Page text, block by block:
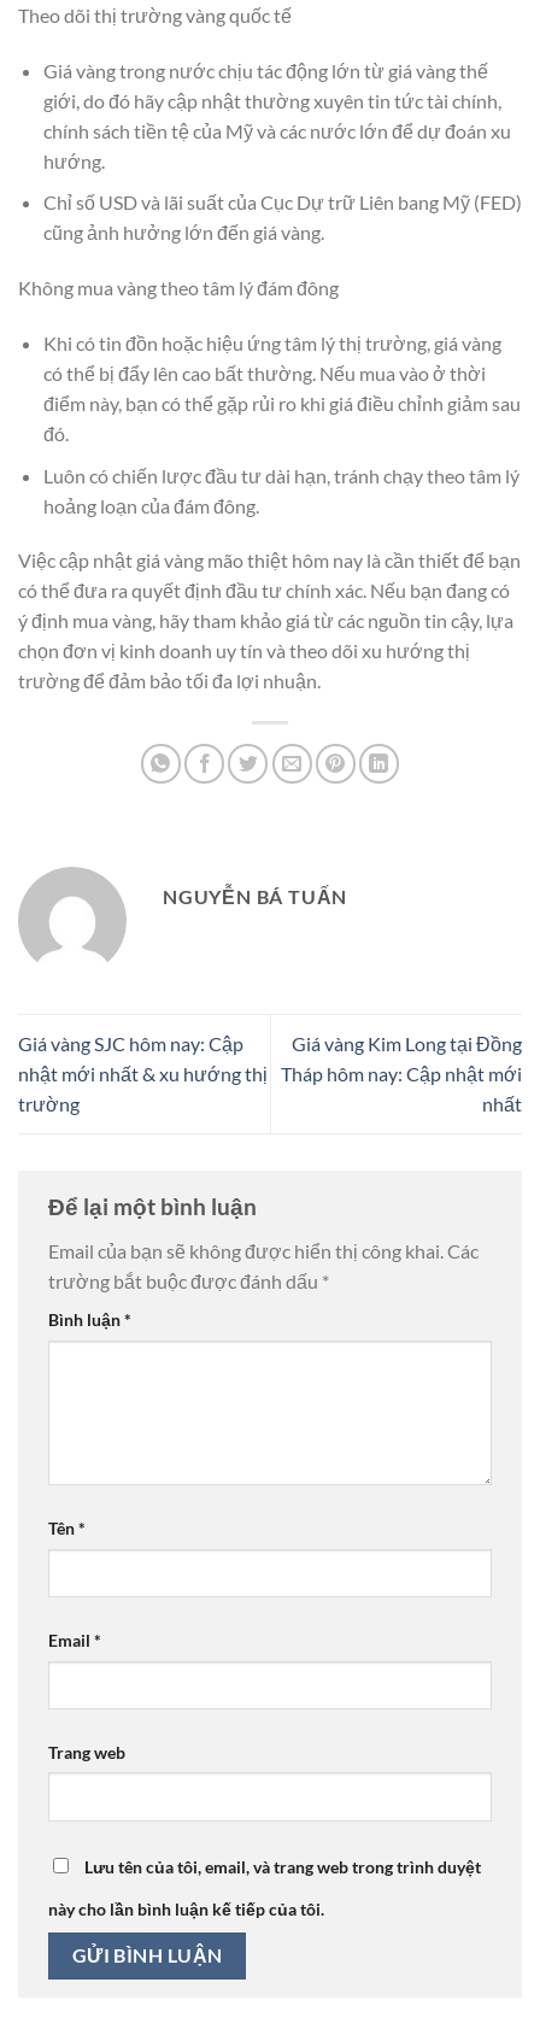
Theo dõi thị trường vàng quốc tế
Giá vàng trong nước chịu tác động lớn từ giá vàng thế
giới, do đó hãy cập nhật thường xuyên tin tức tài chính,
chính sách tiền tệ của Mỹ và các nước lớn để dự đoán xu
hướng.
Chỉ số USD và lãi suất của Cục Dự trữ Liên bang Mỹ (FED)
cũng ảnh hưởng lớn đến giá vàng.
Không mua vàng theo tâm lý đám đông
Khi có tin đồn hoặc hiệu ứng tâm lý thị trường, giá vàng
có thể bị đẩy lên cao bất thường. Nếu mua vào ở thời
điểm này, bạn có thể gặp rủi ro khi giá điều chỉnh giảm sau
đó.
Luôn có chiến lược đầu tư dài hạn, tránh chạy theo tâm lý
hoảng loạn của đám đông.
Việc cập nhật giá vàng mão thiệt hôm nay là cần thiết để bạn
có thể đưa ra quyết định đầu tư chính xác. Nếu bạn đang có
ý định mua vàng, hãy tham khảo giá từ các nguồn tin cậy, lựa
chọn đơn vị kinh doanh uy tín và theo dõi xu hướng thị
trường để đảm bảo tối đa lợi nhuận.
NGUYỄN BÁ TUẤN
Giá vàng SJC hôm nay: Cập
nhật mới nhất & xu hướng thị
trường
Giá vàng Kim Long tại Đồng
Tháp hôm nay: Cập nhật mới
nhất
Để lại một bình luận
Email của bạn sẽ không được hiển thị công khai.Các
trường bắt buộc được đánh dấu *
Bình luận*
Tên*
Email *
Trang web
Lưu tên của tôi, email, và trang web trong trình duyệt
này cho lần bình luận kế tiếp của tôi.